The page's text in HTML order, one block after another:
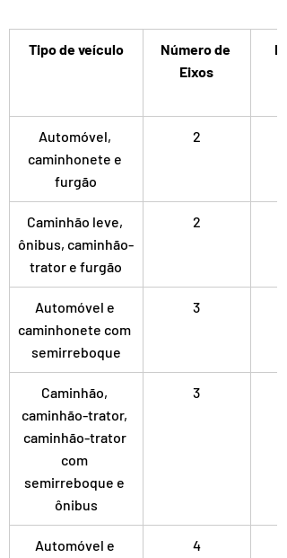
Tipo de veículo
Número de
Eixos
Automóvel,
caminhonete e
furgão
2
Caminhão leve,
ônibus, caminhão-
trator e furgão
2
Automóvel e
caminhonete com
semirreboque
3
Caminhão,
caminhão-trator,
caminhão-trator
com
semirreboque e
ônibus
3
Automóvel e
4